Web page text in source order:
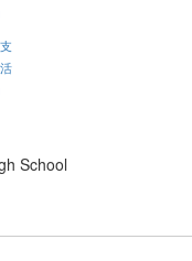
支
School